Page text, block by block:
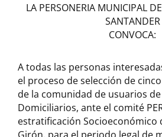
LA PERSONERIA MUNICIPAL
SANTANDER
CONVOCA:
A todas las personas
el proceso de selección de
de la comunidad de usuarios
Domiciliarios, ante el comité
estratificación Socioeconómico
Girón, para el periodo legal de